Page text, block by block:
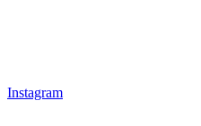
Instagram